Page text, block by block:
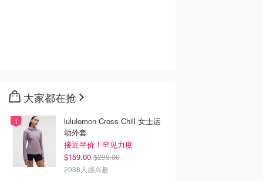
大家都在抢
lululemon Cross Chill 女士运
动外套
接近半价！罕见力度
$159.00 $299.00
2038人感兴趣